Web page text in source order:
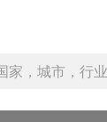
家，城市，行